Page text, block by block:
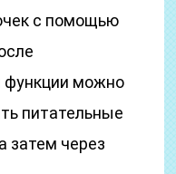
с помощью
функции можно
питательные
затем через